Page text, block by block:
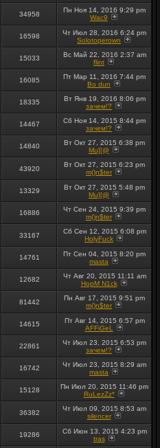
34958
Пн Ноя 14, 2016 9:29 pm
Wac9
16598
Чт Июл 28, 2016 6:24 pm
Solotoperown
15033
Вс Май 22, 2016 2:37 am
flint
16085
Пт Мар 11, 2016 7:44 pm
Bo dun
18335
Вт Янв 19, 2016 8:06 pm
зачем!?
14467
Сб Ноя 14, 2015 8:44 pm
зачем!?
14840
Вт Окт 27, 2015 6:38 pm
Mu][@
43920
Вт Окт 27, 2015 6:23 pm
m()n$ter
13329
Вт Окт 27, 2015 5:48 pm
Mu][@
16886
Чт Сен 24, 2015 9:39 pm
m()n$ter
33167
Сб Сен 12, 2015 6:08 pm
HolyFuck
14761
Пт Сен 04, 2015 8:20 pm
masta
12682
Чт Авг 20, 2015 11:11 am
HopM N1ck
81442
Пн Авг 17, 2015 9:51 pm
m()n$ter
14615
Пт Авг 14, 2015 6:57 pm
AFFiGeL
22861
Чт Июл 23, 2015 6:53 pm
зачем!?
16742
Чт Июл 23, 2015 8:29 am
masta
15128
Пн Июл 20, 2015 11:46 pm
RuLezZz*
36382
Чт Июл 09, 2015 8:53 am
silencer
19286
Сб Июн 13, 2015 4:23 pm
tras